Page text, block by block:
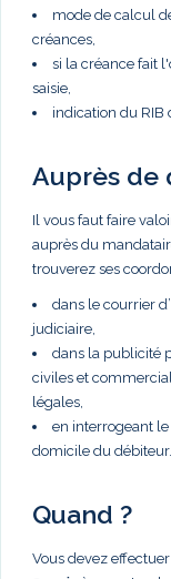
mode de calcul
créances,
si la créance fait
saisie,
indication du RIB
Auprès de
Il vous faut faire
auprès du
trouverez ses
dans le courrier
judiciaire,
dans la publicité
civiles et
légales,
en interrogeant
domicile du débiteur.
Quand ?
Vous devez